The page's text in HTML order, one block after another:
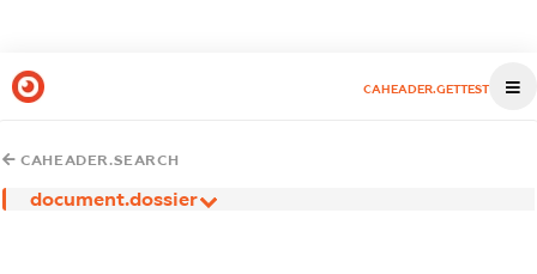
CAHEADER.GETTEST
CAHEADER.SEARCH
document.dossier